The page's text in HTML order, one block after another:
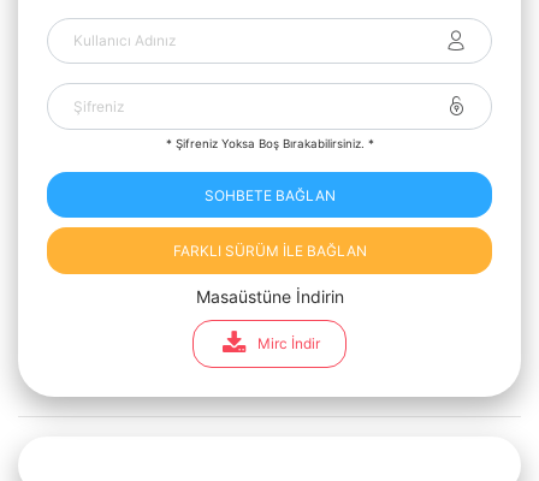
* Şifreniz Yoksa Boş Bırakabilirsiniz. *
SOHBETE BAĞLAN
FARKLI SÜRÜM İLE BAĞLAN
Masaüstüne İndirin
Mirc İndir